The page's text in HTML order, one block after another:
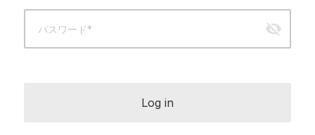
パスワード* visibility_off
Log in